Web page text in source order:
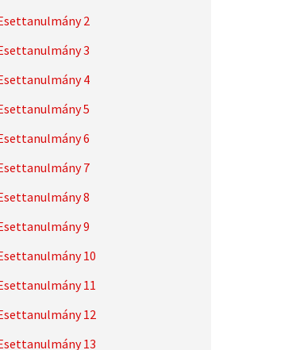
2
3
4
5
6
7
8
9
10
11
12
13